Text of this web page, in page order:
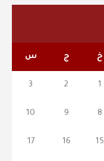
خ ج س
1
2
3
8
9
10
15
16
17